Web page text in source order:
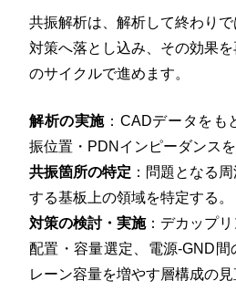
共振解析は、解析して終わり
対策へ落とし込み、その効果
のサイクルで進めます。
解析の実施 ：CADデータを
振位置・PDNインピーダンスを
共振箇所の特定 ：問題となる
する基板上の領域を特定する。
対策の検討・実施：デカップ
配置・容量選定、電源-GND
レーン容量を増やす層構成の